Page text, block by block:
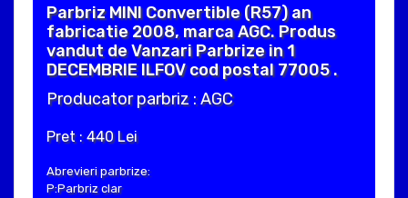
Parbriz MINI Convertible (R57) an
fabricatie 2008, marca AGC. Produs
vandut de Vanzari Parbrize in 1
DECEMBRIE ILFOV cod postal 77005 .
Producator parbriz : AGC
Pret : 440 Lei
Abrevieri parbrize:
P:Parbriz clar